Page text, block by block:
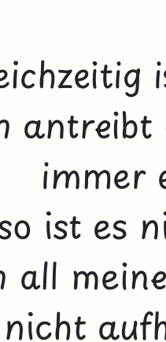
immer
ist es
all
nicht